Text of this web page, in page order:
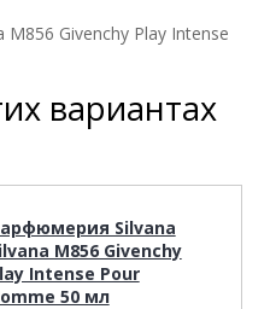
Givenchy Play Intense
вариантах
Silvana
M856 Givenchy
Intense Pour
50 мл